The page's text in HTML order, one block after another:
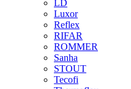
LD
Luxor
Reflex
RIFAR
ROMMER
Sanha
STOUT
Tecofi